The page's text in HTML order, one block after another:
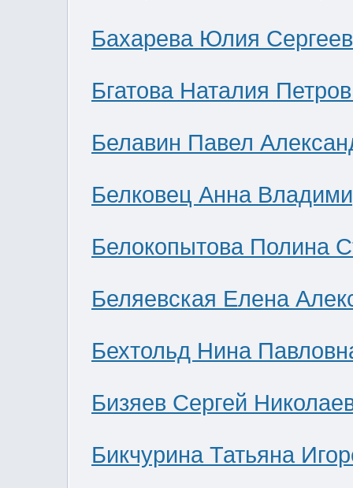
Бахарева Юлия
Бгатова Наталия
Белавин Павел
Белковец Анна
Белокопытова Полина
Беляевская Елена
Бехтольд Нина
Бизяев Сергей
Бикчурина Татьяна